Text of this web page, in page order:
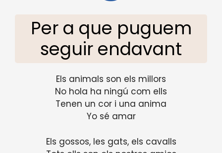
Per a que puguem
seguir endavant
Els animals son els millors
No hola ha ningú com ells
Tenen un cor i una anima
Yo sé amar
Els gossos, les gats, els cavalls